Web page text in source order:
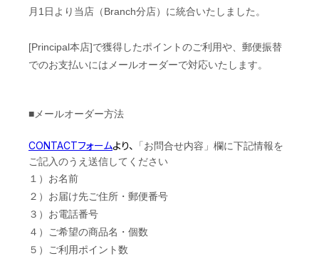
月1日より当店（Branch分店）に統合いたしました。
[Principal本店]で獲得したポイントのご利用や、郵便振替
でのお支払いには メールオーダーで対応いたします。
■メールオーダー方法
CONTACTフォームより、
「お問合せ内容」欄に下記情報を
ご記入のうえ送信してください
１）お名前
２）お届け先ご住所・郵便番号
３）お電話番号
４）ご希望の商品名・個数
５）ご利用ポイント数